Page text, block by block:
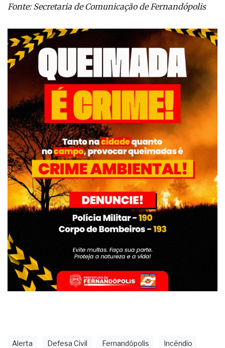
Fonte: Secretaria de Comunicação de Fernandópolis
Alerta Defesa Civil Fernandópolis Incêndio